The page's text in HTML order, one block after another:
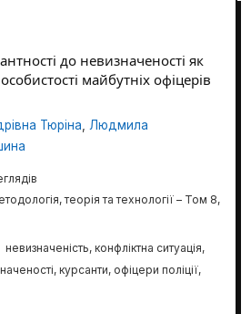
до невизначеності як
майбутніх офіцерів
Тюріна, Людмила
теорія та технології – Том 8,
невизначеність, конфліктна ситуація,
курсанти, офіцери поліції,